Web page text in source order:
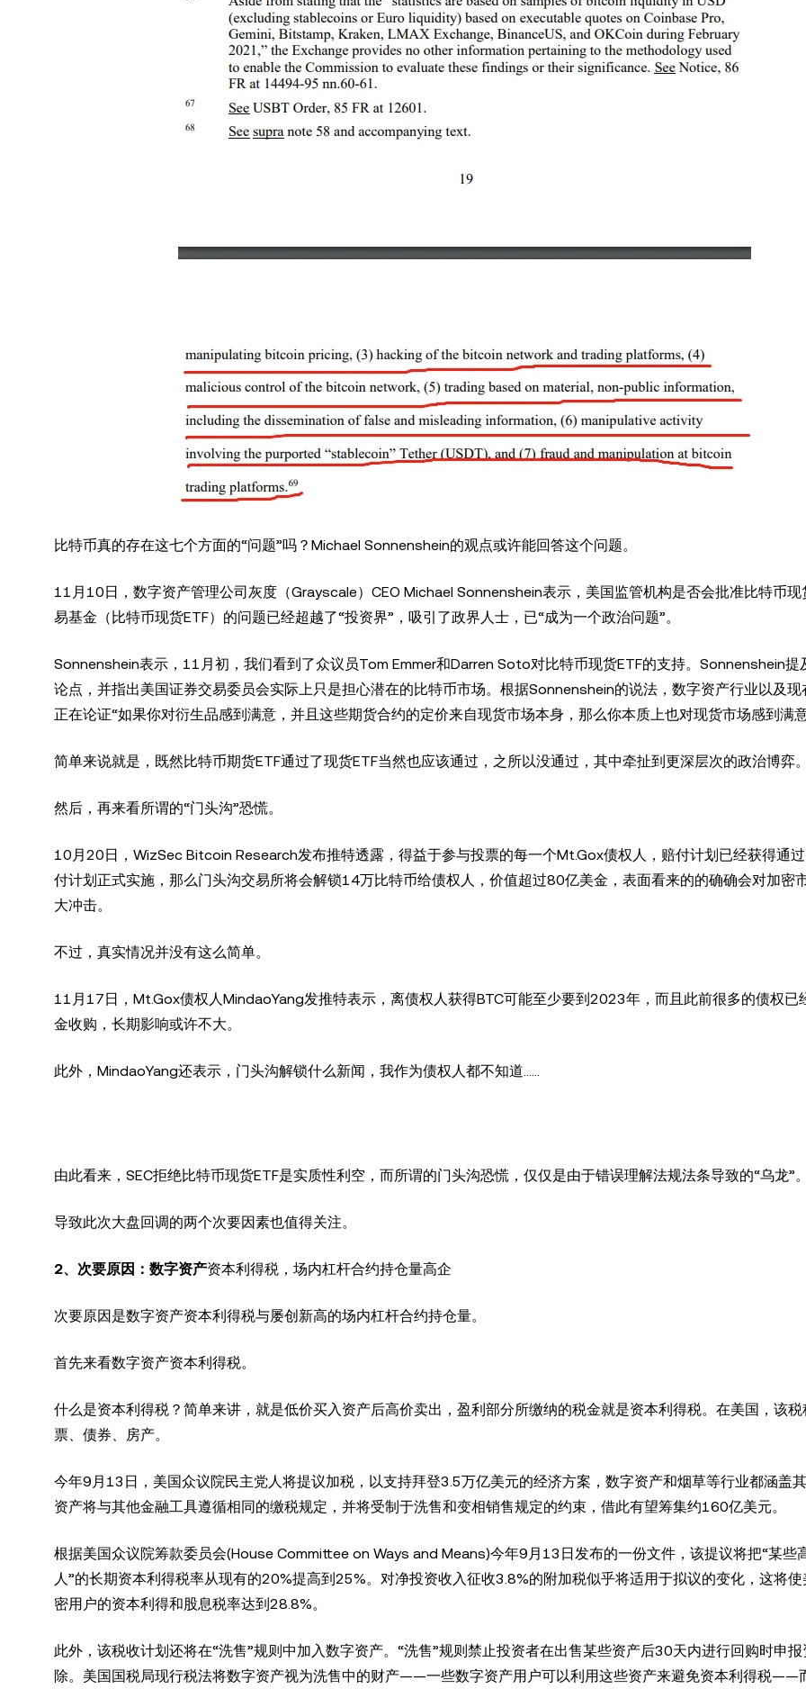
比特币真的存在这七个方面的“问题”吗？Michael Sonnenshein的观点或许能回答这个问题。
11月10日，数字资产管理公司灰度（Grayscale）CEO Michael Sonnenshein表示，美国监管机构是否会批准比特币现
易基金（比特币现货ETF）的问题已经超越了“投资界”，吸引了政界人士，已“成为一个政治问题”。
Sonnenshein表示，11月初，我们看到了众议员Tom Emmer和Darren Soto对比特币现货ETF的支持。Sonnenshein提
论点，并指出美国证券交易委员会实际上只是担心潜在的比特币市场。根据Sonnenshein的说法，数字资产行业以及现
正在论证“如果你对衍生品感到满意，并且这些期货合约的定价来自现货市场本身，那么你本质上也对现货市场感到满
简单来说就是，既然比特币期货ETF通过了现货ETF当然也应该通过，之所以没通过，其中牵扯到更深层次的政治博弈。
然后，再来看所谓的“门头沟”恐慌。
10月20日，WizSec Bitcoin Research发布推特透露，得益于参与投票的每一个Mt.Gox债权人，赔付计划已经获得通
付计划正式实施，那么门头沟交易所将会解锁14万比特币给债权人，价值超过80亿美金，表面看来的的确确会对加密
大冲击。
不过，真实情况并没有这么简单。
11月17日，Mt.Gox债权人MindaoYang发推特表示，离债权人获得BTC可能至少要到2023年，而且此前很多的债权已
金收购，长期影响或许不大。
此外，MindaoYang还表示，门头沟解锁什么新闻，我作为债权人都不知道……
由此看来，SEC拒绝比特币现货ETF是实质性利空，而所谓的门头沟恐慌，仅仅是由于错误理解法规法条导致的“乌龙”。
导致此次大盘回调的两个次要因素也值得关注。
2、次要原因：数字资产资本利得税，场内杠杆合约持仓量高企
次要原因是数字资产资本利得税与屡创新高的场内杠杆合约持仓量。
首先来看数字资产资本利得税。
什么是资本利得税？简单来讲，就是低价买入资产后高价卖出，盈利部分所缴纳的税金就是资本利得税。在美国，该税
票、债券、房产。
今年9月13日，美国众议院民主党人将提议加税，以支持拜登3.5万亿美元的经济方案，数字资产和烟草等行业都涵盖
资产将与其他金融工具遵循相同的缴税规定，并将受制于洗售和变相销售规定的约束，借此有望筹集约160亿美元。
根据美国众议院筹款委员会(House Committee on Ways and Means)今年9月13日发布的一份文件，该提议将把“某些
人”的长期资本利得税率从现有的20%提高到25%。对净投资收入征收3.8%的附加税似乎将适用于拟议的变化，这将使
密用户的资本利得和股息税率达到28.8%。
此外，该税收计划还将在“洗售”规则中加入数字资产。“洗售”规则禁止投资者在出售某些资产后30天内进行回购时申
除。美国国税局现行税法将数字资产视为洗售中的财产——一些数字资产用户可以利用这些资产来避免资本利得税——